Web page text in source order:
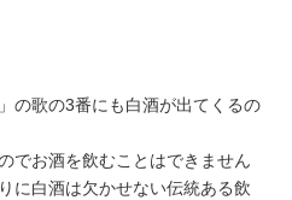
の歌の3番にも白酒が出てくるの
でお酒を飲むことはできません
に白酒は欠かせない伝統ある飲